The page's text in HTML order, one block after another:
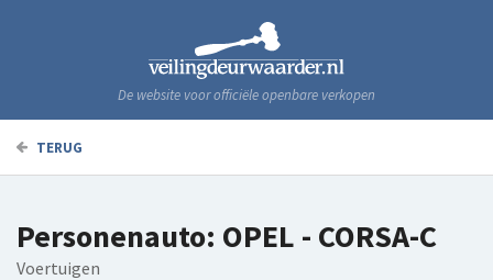
De website voor officiële openbare verkopen
TERUG
Personenauto: OPEL - CORSA-C
Voertuigen